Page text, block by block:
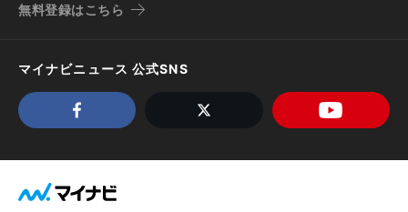
無料登録はこちら
マイナビニュース 公式SNS